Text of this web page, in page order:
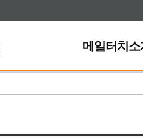
메일터치소